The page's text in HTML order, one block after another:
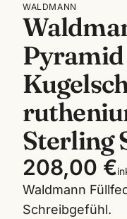
WALDMANN
Pyramid
Sterling
208,00 €
Waldmann
Schreibgefühl.